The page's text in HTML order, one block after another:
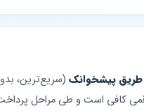
طریق پیشخوانک (سریع‌ترین،
به احراز هویت بانکی). در پیشخوانک تنها شماره کارت